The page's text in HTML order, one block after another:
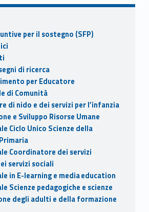
di
vi
di
per il sostegno (SFP)
di ricerca
per Educatore
di Comunità
di nido e dei servizi per l’infanzia
e Sviluppo Risorse Umane
Ciclo Unico Scienze della
Coordinatore dei servizi
servizi sociali
in E-learning e media education
Scienze pedagogiche e scienze
degli adulti e della formazione